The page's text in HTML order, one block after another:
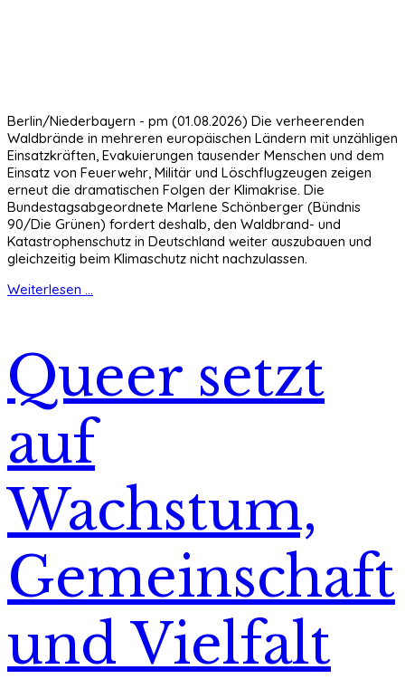
Berlin/Niederbayern - pm (01.08.2026) Die verheerenden
Waldbrände in mehreren europäischen Ländern mit unzähligen
Einsatzkräften, Evakuierungen tausender Menschen und dem
Einsatz von Feuerwehr, Militär und Löschflugzeugen zeigen
erneut die dramatischen Folgen der Klimakrise. Die
Bundestagsabgeordnete Marlene Schönberger (Bündnis
90/Die Grünen) fordert deshalb, den Waldbrand- und
Katastrophenschutz in Deutschland weiter auszubauen und
gleichzeitig beim Klimaschutz nicht nachzulassen.
Weiterlesen ...
Queer setzt
auf
Wachstum,
Gemeinschaft
und Vielfalt